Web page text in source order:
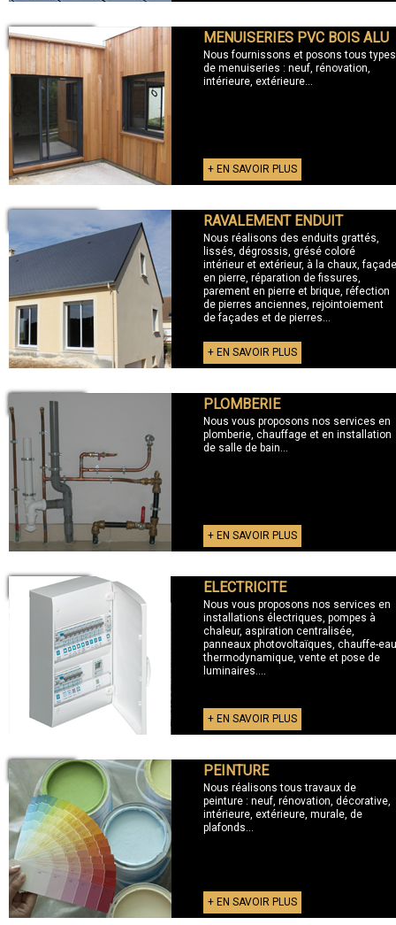
+ MENUISERIES MENUISERIES PVC BOIS ALU
Nous fournissons et posons tous types
de menuiseries : neuf, rénovation,
intérieure, extérieure...
+ EN SAVOIR PLUS
RAVALEMENT ENDUIT
Nous réalisons des enduits grattés,
lissés, dégrossis, grésé coloré
intérieur et extérieur, à la chaux, façade
en pierre, réparation de fissures,
parement en pierre et brique, réfection
de pierres anciennes, rejointoiement
de façades et de pierres...
+ EN SAVOIR PLUS
+ PLOMBERIE PLOMBERIE
Nous vous proposons nos services en
plomberie, chauffage et en installation
de salle de bain...
+ EN SAVOIR PLUS
+ ELECTRICITE ELECTRICITE
Nous vous proposons nos services en
installations électriques, pompes à
chaleur, aspiration centralisée,
panneaux photovoltaïques, chauffe-eau
thermodynamique, vente et pose de
luminaires....
+ EN SAVOIR PLUS
+ PEINTURE PEINTURE
Nous réalisons tous travaux de
peinture : neuf, rénovation, décorative,
intérieure, extérieure, murale, de
plafonds...
+ EN SAVOIR PLUS